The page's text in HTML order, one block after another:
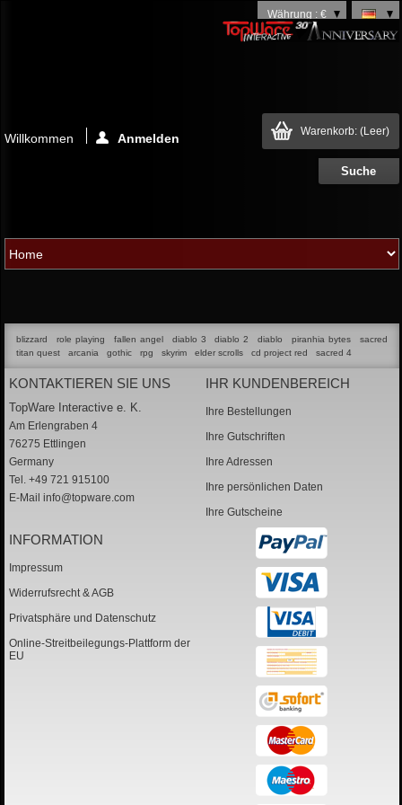
Währung : €
Warenkorb: (Leer)
Willkommen Anmelden
blizzard role playing fallen angel diablo 3 diablo 2 diablo piranhia bytes
sacred
titan quest
arcania gothic rpg skyrim elder scrolls cd project red sacred 4
KONTAKTIEREN SIE UNS
TopWare Interactive e. K.
Am Erlengraben 4
76275 Ettlingen
Germany
Tel. +49 721 915100
E-Mail info@topware.com
IHR KUNDENBEREICH
Ihre Bestellungen
Ihre Gutschriften
Ihre Adressen
Ihre persönlichen Daten
Ihre Gutscheine
INFORMATION
Impressum
Widerrufsrecht & AGB
Privatsphäre und Datenschutz
Online-Streitbeilegungs-Plattform der
EU